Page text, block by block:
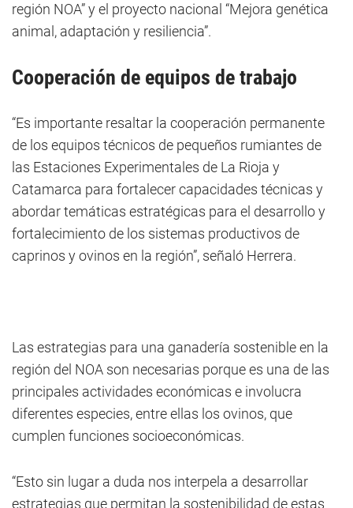
región NOA” y el proyecto nacional “Mejora genética
animal, adaptación y resiliencia”.
Cooperación de equipos de trabajo
“Es importante resaltar la cooperación permanente
de los equipos técnicos de pequeños rumiantes de
las Estaciones Experimentales de La Rioja y
Catamarca para fortalecer capacidades técnicas y
abordar temáticas estratégicas para el desarrollo y
fortalecimiento de los sistemas productivos de
caprinos y ovinos en la región”, señaló Herrera.
Las estrategias para una ganadería sostenible en la
región del NOA son necesarias porque es una de las
principales actividades económicas e involucra
diferentes especies, entre ellas los ovinos, que
cumplen funciones socioeconómicas.
“Esto sin lugar a duda nos interpela a desarrollar
estrategias que permitan la sostenibilidad de estas